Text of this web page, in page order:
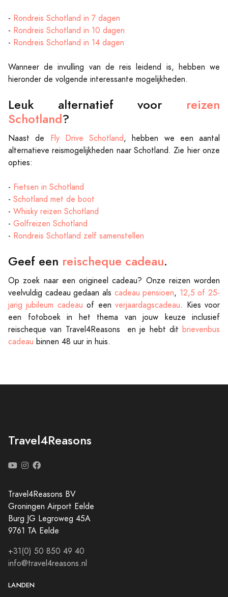
- Rondreis Schotland in 7 dagen
- Rondreis Schotland in 10 dagen
- Rondreis Schotland in 14 dagen
Wanneer de invulling van de reis leidend is, hebben we
hieronder de volgende interessante mogelijkheden.
Leuk alternatief voor reizen
Schotland?
Naast de Fly Drive Schotland, hebben we een aantal
alternatieve reismogelijkheden naar Schotland. Zie hier onze
opties:
- Fietsen in Schotland
- Schotland met de boot
- Whisky reizen Schotland
- Golfreizen Schotland
- Rondreis Schotland zelf samenstellen
Geef een reischeque cadeau.
Op zoek naar een origineel cadeau? Onze reizen worden
veelvuldig cadeau gedaan als cadeau pensioen, 12,5 of 25-
jarig jubileum cadeau of eenverjaardagscadeau. Kies voor
een fotoboek in het thema van jouw keuze inclusief
reischeque van Travel4Reasons en je hebt dit brievenbus
cadeau binnen 48 uur in huis.
Travel4Reasons
Travel4Reasons BV
Groningen Airport Eelde
Burg JG Legroweg 45A
9761 TA Eelde
+31(0) 50 850 49 40
info@travel4reasons.nl
LANDEN